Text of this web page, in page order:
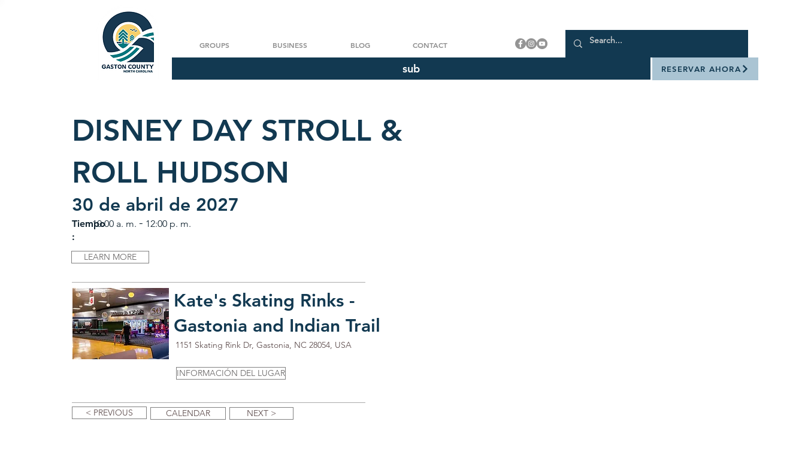
GROUPS BUSINESS BLOG CONTACT
sub RESERVAR AHORA
DISNEY DAY STROLL &
ROLL HUDSON
30 de abril de 2027
Tiempo
:
10:00 a. m. - 12:00 p. m.
LEARN MORE
Kate's Skating Rinks -
Gastonia and Indian Trail
1151 Skating Rink Dr, Gastonia, NC 28054, USA
INFORMACIÓN DEL LUGAR
< PREVIOUS CALENDAR NEXT >